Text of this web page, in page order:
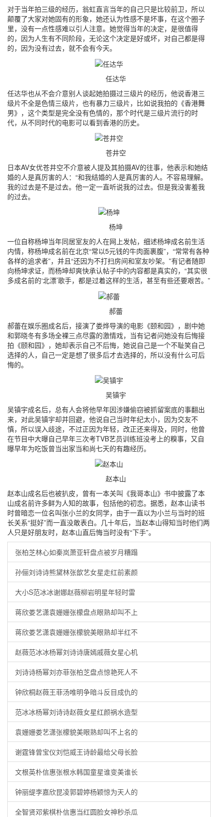
对于当年拍三级的经历，翁虹直言当年的自己只是比较前卫，所以
颠覆了大家对她固有的形象，她还认为性感不是坏事，在这个圈子
里，没有一点性感难以引人注意。她觉得当年的决定，是很值得
的，因为人生有不同阶段，无论这个决定是好或坏，对自己都是得
的，因为没有过去，就不会有今天。
任达华
任达华也从不会介意别人谈起她拍摄过三级片的经历，他说香港三
级片不全是色情三级片，也有暴力三级片，比如说我拍的《香港舞
男》，这个类型是完全没有色情的，那个时代是三级片流行的时
代，从不同时代的电影可以看到香港的历史。
苍井空
日本AV女优苍井空不介意被人提及其拍摄AV的往事，他表示和她结
婚的人是真厉害的人：“和我结婚的人是真厉害的人。不容易理解。
我的过去是不是过去。他一定一直听说我的过去。但是我没害羞我
的过去。
杨坤
一位自称杨坤当年同居室友的人在网上发帖，细述杨坤成名前生活
内情，称杨坤成名前在北京“常以5元钱的牛肉面裹腹”，“常常有各种
各样的追求者”，并且“还因为不打扫房间和室友吵架。”有记者随即
向杨坤求证，而杨坤却爽快承认帖子中的内容都是真实的，“其实很
多成名前的‘北漂’歌手，都是过着这样的生活，甚至有些还要艰苦。”
郝蕾
郝蕾在娱乐圈成名后，接演了娄烨导演的电影《颐和园》，剧中她
和郭晓冬有多场全裸三点尽露的激情戏，当有记者问她没有后悔接
拍《颐和园》，她却表示自己不后悔，她说自己是一个不耻笑自己
选择的人，自己一定是想了很多后才去选择的，所以没有什么可后
悔的。
吴镇宇
吴镇宇成名后，总有人会将他早年因涉嫌偷窃被抓留案底的事翻出
来，对此吴镇宇却并回避，他说自己当时年纪太小，因为交友不
慎，所以误入歧途，不过正因为年轻，改正还来得及，同时，他曾
在节目中大曝自己早年三次考TVB艺员训练班没考上的糗事，又自
曝早年为吃饭曾当出家当和尚七天的有趣经历。
赵本山
赵本山成名后也被扒皮，曾有一本关叫《我哥本山》书中披露了本
山成名前许多鲜为人知的故事，包括他的初恋。据悉，赵本山读书
时曾暗恋一位名叫张小兰的女同学，由于一直以为小兰与当时的班
长关系“挺好”而一直没敢表白。几十年后，当赵本山得知当时他们两
人只是好朋友时，赵本山直后悔当时没有“下手”。
张柏芝林心如秦岚萧亚轩盘点被岁月糟蹋
孙俪刘诗诗熊黛林张歆艺女星走红前素颜
大小S范冰冰谢娜赵薇柳岩明星年轻时雷
蒋欣娄艺潇袁姗姗张檬盘点眼熟却叫不上
蒋欣娄艺潇袁姗姗张檬貌美眼熟却半红不
赵薇范冰冰杨幂刘诗诗唐嫣戚薇女星心机
刘诗诗杨幂刘亦菲张柏芝盘点惊艳死人不
钟欣桐赵薇王菲汤唯明争暗斗反目成仇的
范冰冰杨幂刘诗诗赵薇女星红颜祸水造型
袁姗姗娄艺潇张檬貌美眼熟却叫不上名的
谢霆锋曾宝仪刘恺威王诗龄最给父母长脸
文根英朴信惠张根水韩国童星谁变美谁长
钟丽缇李嘉欣昆凌郭碧婷杨颖惊为天人的
全智贤邓紫棋朴信惠当红圆脸女神秒杀瓜